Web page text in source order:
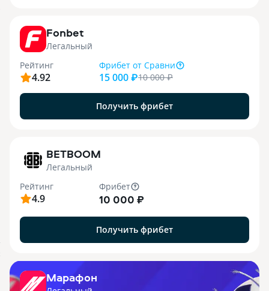
Fonbet
Легальный
Рейтинг
4.92
Фрибет от Сравни
15 000 ₽10 000₽
Получить фрибет
BETBOOM
Легальный
Рейтинг
4.9
Фрибет
10 000 ₽
Получить фрибет
Марафон
.